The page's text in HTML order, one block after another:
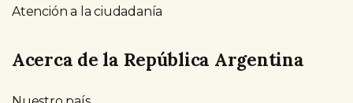
Atención a la ciudadanía
Acerca de la República Argentina